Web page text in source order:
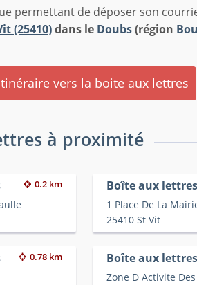
permettant de déposer son
(25410)dans le Doubs(région
vers la boite aux lettres
à proximité
0.2 km Boîte aux lettres
1 Place De La
25410 St Vit
0.78 km Boîte aux lettres
Zone D Activite